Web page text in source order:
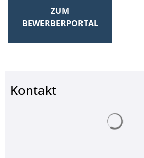
ZUM
BEWERBERPORTAL
Kontakt